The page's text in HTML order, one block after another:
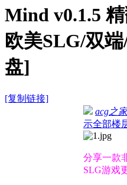
Mind v0.1.5
欧美SLG/双
盘]
[复制链接]
acg之家
示全部楼
分享一款
SLG游戏